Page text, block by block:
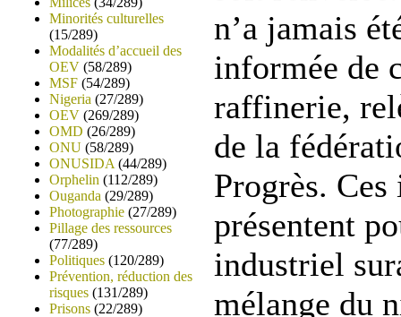
Minorités culturelles
(15/289)
Modalités d’accueil des
OEV (58/289)
MSF (54/289)
Nigeria (27/289)
OEV (269/289)
OMD (26/289)
ONU (58/289)
ONUSIDA (44/289)
Orphelin (112/289)
Ouganda (29/289)
Photographie (27/289)
Pillage des ressources
(77/289)
Politiques (120/289)
Prévention, réduction des
risques (131/289)
Prisons (22/289)
n’a jamais
informée de
raffinerie,
de la
Progrès.
présentent
industriel
mélange du